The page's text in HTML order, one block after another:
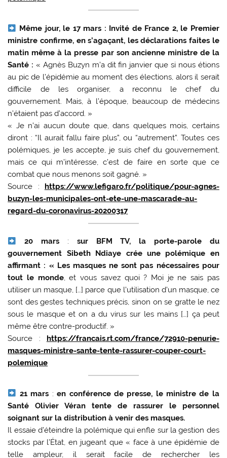
Même jour, le 17 mars : Invité de France 2, le Premier
ministre confirme, en s’agaçant, les déclarations faites le
matin même à la presse par son ancienne ministre de la
Santé : « Agnès Buzyn m’a dit fin janvier que si nous étions
au pic de l’épidémie au moment des élections, alors il serait
difficile de les organiser, a reconnu le chef du
gouvernement. Mais, à l’époque, beaucoup de médecins
n’étaient pas d’accord. »
« Je n’ai aucun doute que, dans quelques mois, certains
diront : “Il aurait fallu faire plus”, ou “autrement”. Toutes ces
polémiques, je les accepte, je suis chef du gouvernement,
mais ce qui m’intéresse, c’est de faire en sorte que ce
combat que nous menons soit gagné. »
Source : https://www.lefigaro.fr/politique/pour-agnes-
buzyn-les-municipales-ont-ete-une-mascarade-au-
regard-du-coronavirus-20200317
20 mars : sur BFM TV, la porte-parole du
gouvernement Sibeth Ndiaye crée une polémique en
affirmant : « Les masques ne sont pas nécessaires pour
tout le monde, et vous savez quoi ? Moi je ne sais pas
utiliser un masque, […] parce que l’utilisation d’un masque, ce
sont des gestes techniques précis, sinon on se gratte le nez
sous le masque et on a du virus sur les mains […] ça peut
même être contre-productif. »
Source :
https://francais.rt.com/france/72910-penurie-
masques-ministre-sante-tente-rassurer-couper-court-
polemique
21 mars :en conférence de presse, le ministre de la
Santé Olivier Véran tente de rassurer le personnel
soignant sur la distribution à venir des masques.
Il essaie d’éteindre la polémique qui enfle sur la gestion des
stocks par l’État, en jugeant que « face à une épidémie de
telle ampleur, il serait facile de rechercher les